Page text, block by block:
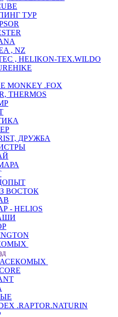
ТУР
, NZ
, HELIKON-TEX.WILDO
MONKEY .FOX
THERMOS
ДРУЖБА
ВОСТОК
- HELIOS
.RAPTOR.NATURIN